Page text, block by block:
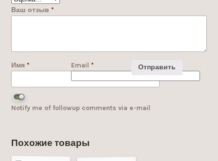
Ваш отзыв *
Имя * Email*
Notify me of followup comments via e-mail
Похожие товары